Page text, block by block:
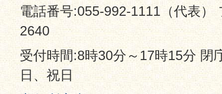
電話番号:055-992-1111（代表）
2640
受付時間:8時30分～17時15分 閉
日、祝日